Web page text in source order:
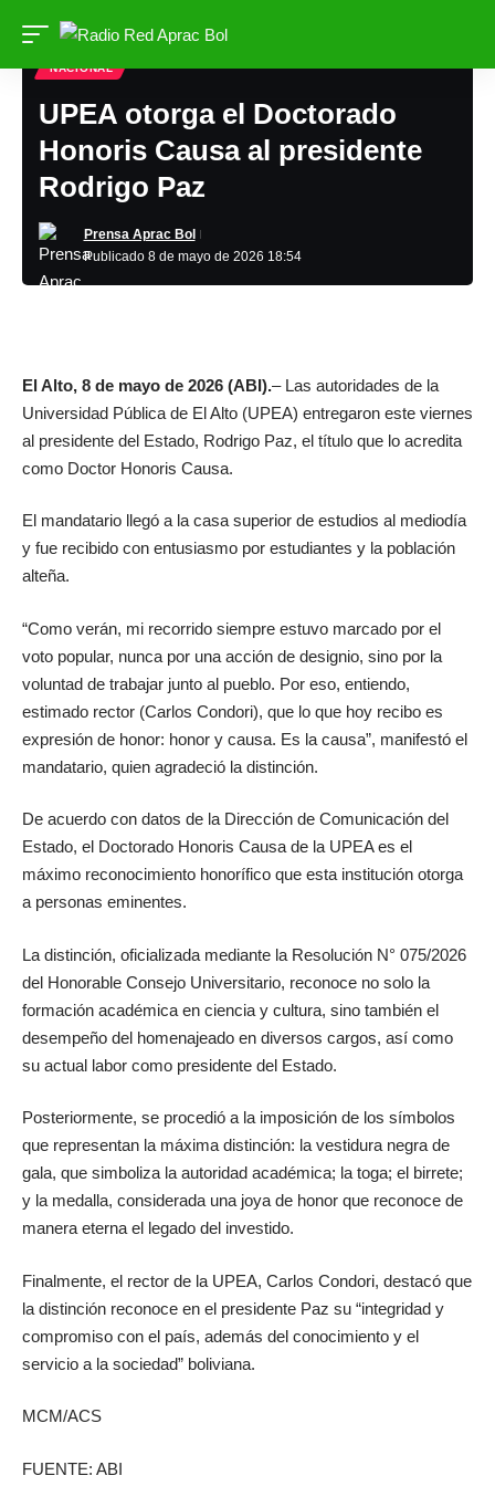
NACIONAL
UPEA otorga el Doctorado
Honoris Causa al presidente
Rodrigo Paz
Publicado 8 de mayo de 2026 18:54
Prensa Aprac Bol
El Alto, 8 de mayo de 2026 (ABI).– Las autoridades de la
Universidad Pública de El Alto (UPEA) entregaron este viernes
al presidente del Estado, Rodrigo Paz, el título que lo acredita
como Doctor Honoris Causa.
El mandatario llegó a la casa superior de estudios al mediodía
y fue recibido con entusiasmo por estudiantes y la población
alteña.
“Como verán, mi recorrido siempre estuvo marcado por el
voto popular, nunca por una acción de designio, sino por la
voluntad de trabajar junto al pueblo. Por eso, entiendo,
estimado rector (Carlos Condori), que lo que hoy recibo es
expresión de honor: honor y causa. Es la causa”, manifestó el
mandatario, quien agradeció la distinción.
De acuerdo con datos de la Dirección de Comunicación del
Estado, el Doctorado Honoris Causa de la UPEA es el
máximo reconocimiento honorífico que esta institución otorga
a personas eminentes.
La distinción, oficializada mediante la Resolución N° 075/2026
del Honorable Consejo Universitario, reconoce no solo la
formación académica en ciencia y cultura, sino también el
desempeño del homenajeado en diversos cargos, así como
su actual labor como presidente del Estado.
Posteriormente, se procedió a la imposición de los símbolos
que representan la máxima distinción: la vestidura negra de
gala, que simboliza la autoridad académica; la toga; el birrete;
y la medalla, considerada una joya de honor que reconoce de
manera eterna el legado del investido.
Finalmente, el rector de la UPEA, Carlos Condori, destacó que
la distinción reconoce en el presidente Paz su “integridad y
compromiso con el país, además del conocimiento y el
servicio a la sociedad” boliviana.
MCM/ACS
FUENTE: ABI